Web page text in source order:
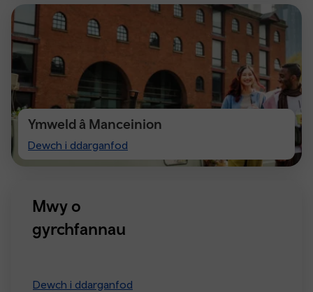
Ymweld â Manceinion
Dewch i ddarganfod
Visiting
Manchester
Mwy o
gyrchfannau
Dewch i ddarganfod